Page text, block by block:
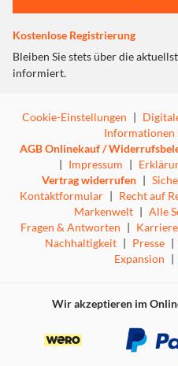
Kostenlose Registrierung
Bleiben Sie stets über die
informiert.
Cookie-Einstellungen |
Informationen
AGB Onlinekauf /
| Impressum |
Vertrag widerrufen |
Kontaktformular | Recht auf
Markenwelt | Alle
Fragen & Antworten |
Nachhaltigkeit | Presse |
Expansion |
Wir akzeptieren im